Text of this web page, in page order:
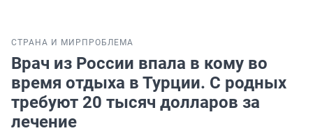
СТРАНА И МИР ПРОБЛЕМА
Врач из России впала в кому во
время отдыха в Турции. С родных
требуют 20 тысяч долларов за
лечение